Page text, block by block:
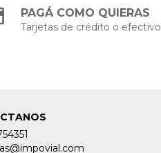
PAGÁ COMO QUIERAS
Tarjetas de crédito o efectivo